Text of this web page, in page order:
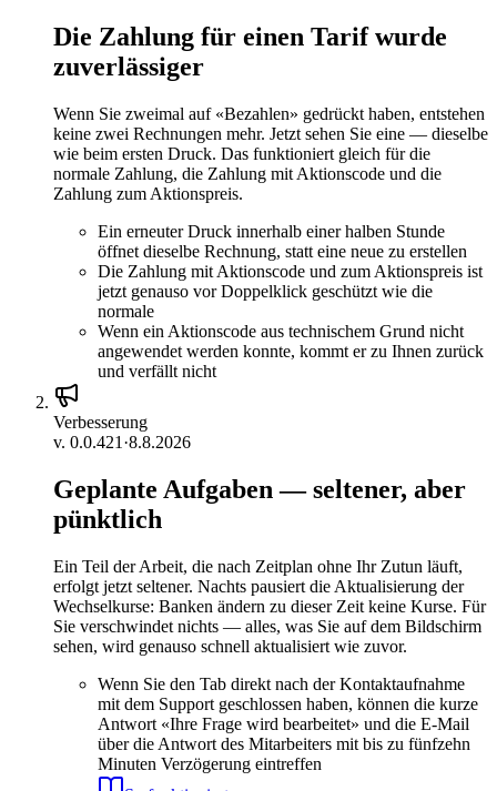
Die Zahlung für einen Tarif wurde
zuverlässiger
Wenn Sie zweimal auf «Bezahlen» gedrückt haben, entstehen
keine zwei Rechnungen mehr. Jetzt sehen Sie eine — dieselbe
wie beim ersten Druck. Das funktioniert gleich für die
normale Zahlung, die Zahlung mit Aktionscode und die
Zahlung zum Aktionspreis.
Ein erneuter Druck innerhalb einer halben Stunde
öffnet dieselbe Rechnung, statt eine neue zu erstellen
Die Zahlung mit Aktionscode und zum Aktionspreis ist
jetzt genauso vor Doppelklick geschützt wie die
normale
Wenn ein Aktionscode aus technischem Grund nicht
angewendet werden konnte, kommt er zu Ihnen zurück
und verfällt nicht
Verbesserung
v. 0.0.421 ·8.8.2026
Geplante Aufgaben — seltener, aber
pünktlich
Ein Teil der Arbeit, die nach Zeitplan ohne Ihr Zutun läuft,
erfolgt jetzt seltener. Nachts pausiert die Aktualisierung der
Wechselkurse: Banken ändern zu dieser Zeit keine Kurse. Für
Sie verschwindet nichts — alles, was Sie auf dem Bildschirm
sehen, wird genauso schnell aktualisiert wie zuvor.
Wenn Sie den Tab direkt nach der Kontaktaufnahme
mit dem Support geschlossen haben, können die kurze
Antwort «Ihre Frage wird bearbeitet» und die E-Mail
über die Antwort des Mitarbeiters mit bis zu fünfzehn
Minuten Verzögerung eintreffen